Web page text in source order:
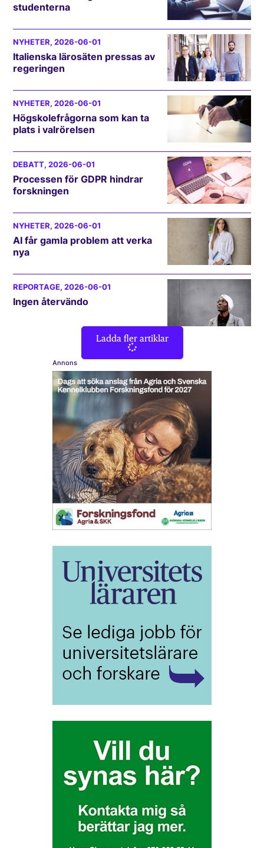
studenterna
NYHETER, 2026-06-01
Italienska lärosäten pressas av
regeringen
NYHETER, 2026-06-01
Högskolefrågorna som kan ta
plats i valrörelsen
DEBATT, 2026-06-01
Processen för GDPR hindrar
forskningen
NYHETER, 2026-06-01
AI får gamla problem att verka
nya
REPORTAGE, 2026-06-01
Ingen återvändo
Ladda fler artiklar
Annons